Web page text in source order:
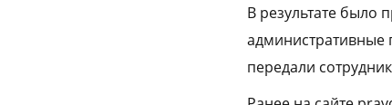
В результате было
административные
передали